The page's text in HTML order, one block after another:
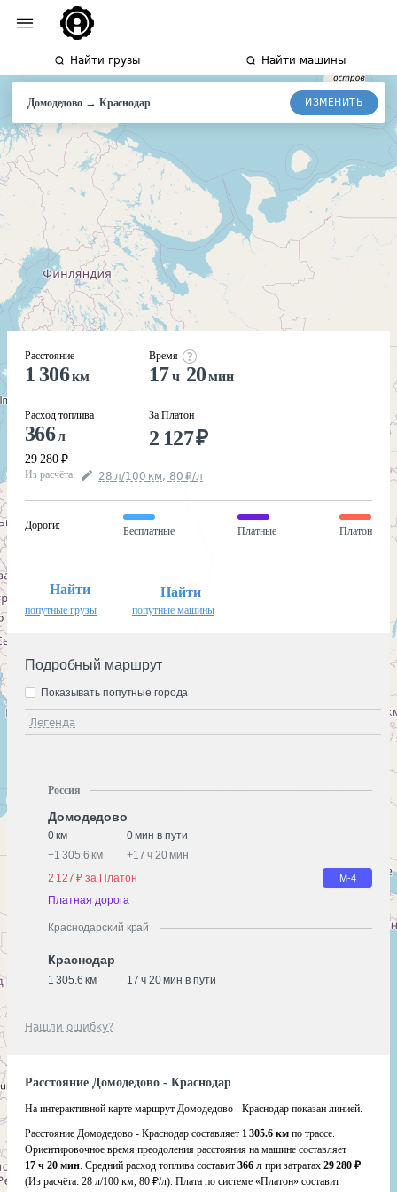
Найти грузы Найти машины
Домодедово → Краснодар ИЗМЕНИТЬ
Расстояние
1 306км
Расход топлива
366л
29 280 ₽
Время
17ч 20 мин
За Платон
2 127₽
Из расчёта: 28 л/100 км, 80 ₽/л
Дороги:
Бесплатные Платные Платон
Найти
попутные грузы
Найти
попутные машины
Подробный маршрут
Легенда
Показывать попутные города
Россия
Домодедово
0 км
0 мин в пути
+1 305.6 км +17 ч 20 мин
2 127 ₽ за Платон
М-4
Платная дорога
Краснодарский край
Краснодар
1 305.6 км 17 ч 20 мин в пути
Нашли ошибку?
Расстояние Домодедово - Краснодар
На интерактивной карте маршрут Домодедово - Краснодар показан линией.
Расстояние Домодедово - Краснодар составляет 1 305.6 км по трассе.
Ориентировочное время преодоления расстояния на машине составляет
17 ч 20 мин. Средний расход топлива составит 366 л при затратах 29 280 ₽
(Из расчёта: 28 л/100 км, 80 ₽/л). Плата по системе «Платон» составит